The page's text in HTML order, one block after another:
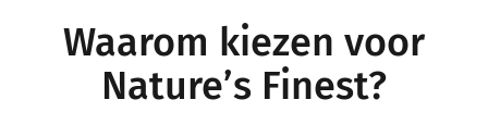
Waarom kiezen voor
Nature’s Finest?